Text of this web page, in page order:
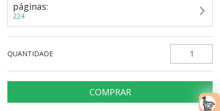
páginas:
224
QUANTIDADE